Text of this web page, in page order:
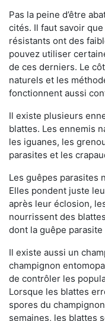
Pas la peine d’être
cités. Il faut savoir
résistants ont des
pouvez utiliser
de ces derniers. Le
naturels et les
fonctionnent aussi
Il existe plusieurs
blattes. Les ennemis
les iguanes, les
parasites et les
Les guêpes parasites
Elles pondent juste
après leur éclosion,
nourrissent des
dont la guêpe
Il existe aussi un
champignon
de contrôler les
Lorsque les blattes
spores du
semaines, les blattes